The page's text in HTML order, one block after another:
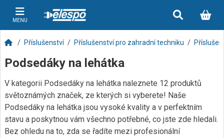
MENU
Příslušenství Příslušenství pro zahradní techniku
Podsedáky na lehátka
V kategorii Podsedáky na lehátka naleznete 12 produktů
světoznámých značek, ze kterých si vyberete! Naše
Podsedáky na lehátka jsou vysoké kvality a v perfektním
stavu a poskytnou vám všechno potřebné, co jste zde hledali.
Bez ohledu na to, zda se řadíte mezi profesionální